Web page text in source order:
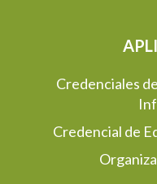
Credenciales
Credencial de